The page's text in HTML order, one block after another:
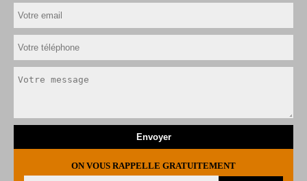
ON VOUS RAPPELLE GRATUITEMENT